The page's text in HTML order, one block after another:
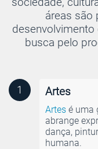
áreas são
busca pelo
1 Artes
Artes é uma
abrange
dança,
humana.